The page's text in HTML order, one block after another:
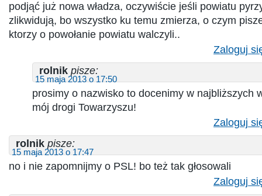
podjąć już nowa władza, oczywiście jeśli powiatu
zlikwidują, bo wszystko ku temu zmierza, o czym
ktorzy o powołanie powiatu walczyli..
Zaloguj
rolnik pisze:
15 maja 2013 o 17:50
prosimy o nazwisko to docenimy w najbliższych
mój drogi Towarzyszu!
Zaloguj
rolnik pisze:
15 maja 2013 o 17:47
no i nie zapomnijmy o PSL! bo też tak głosowali
Zaloguj